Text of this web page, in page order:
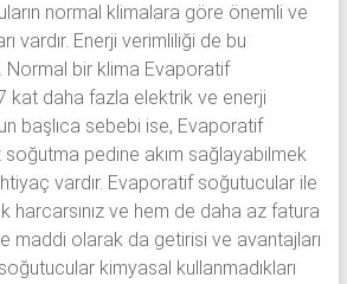
normal klimalara göre önemli ve
vardır. Enerji verimliliği de bu
Normal bir klima Evaporatif
kat daha fazla elektrik ve enerji
başlıca sebebi ise, Evaporatif
soğutma pedine akım sağlayabilmek
ihtiyaç vardır. Evaporatif soğutucular ile
harcarsınız ve hem de daha az fatura
maddi olarak da getirisi ve avantajları
kimyasal kullanmadıkları